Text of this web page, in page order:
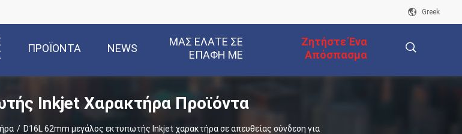
Greek
ΠΡΟΪΌΝΤΑ NEWS
ΜΑΣ ΕΛΆΤΕ ΣΕ
ΕΠΑΦΉ ΜΕ
Ζητήστε Ένα
Απόσπασμα
Inkjet Χαρακτήρα Προϊόντα
/ D16L 62mm μεγάλος εκτυπωτής Inkjet χαρακτήρα σε απευθείας σύνδεση για